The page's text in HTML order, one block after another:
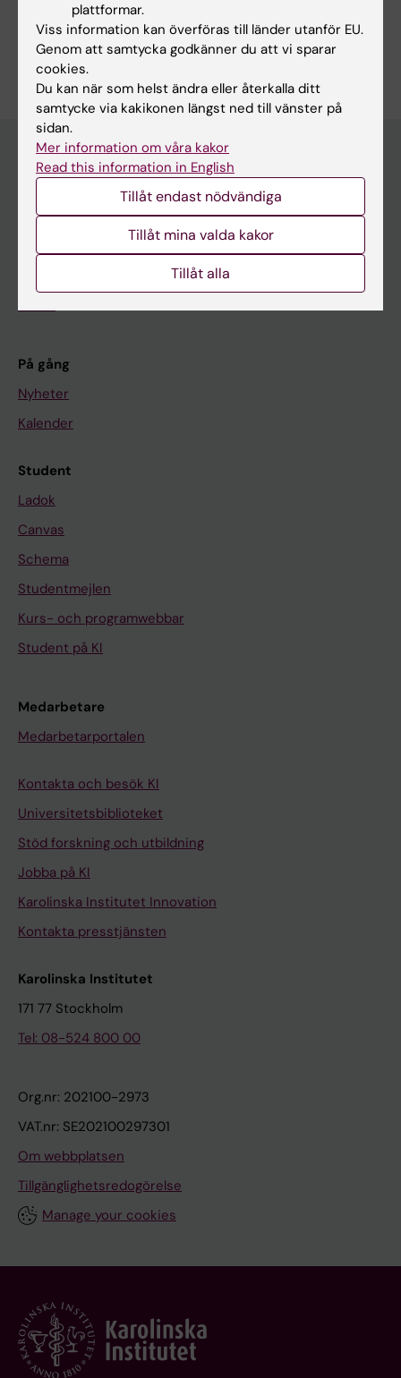
Ortopedi
Är du Firathan Koca?
Redigera din profil
Utbildning
Forskarutbildning
På gång
Nyheter
Kalender
Student
Ladok
Canvas
Schema
Studentmejlen
Kurs- och programwebbar
Student på KI
Medarbetare
Medarbetarportalen
Kontakta och besök KI
Universitetsbiblioteket
Stöd forskning och utbildning
Jobba på KI
Karolinska Institutet Innovation
Kontakta presstjänsten
Karolinska Institutet
171 77 Stockholm
Tel: 08-524 800 00
Org.nr: 202100-2973
VAT.nr: SE202100297301
Om webbplatsen
Tillgänglighetsredogörelse
Manage your cookies
plattformar.
Viss information kan överföras till länder utanför EU.
Genom att samtycka godkänner du att vi sparar
cookies.
Du kan när som helst ändra eller återkalla ditt
samtycke via kakikonen längst ned till vänster på
sidan.
Mer information om våra kakor
Read this information in English
Tillåt endast nödvändiga
Tillåt mina valda kakor
Tillåt alla